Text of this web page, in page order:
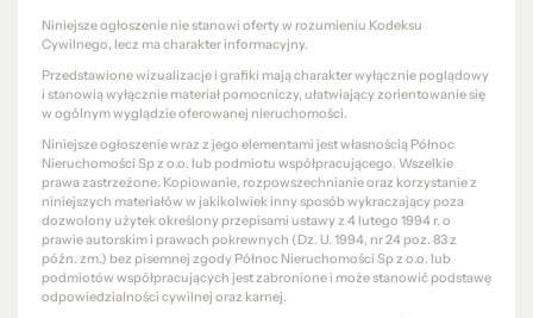
Niniejsze ogłoszenie nie stanowi oferty w rozumieniu Kodeksu
Cywilnego, lecz ma charakter informacyjny.
Przedstawione wizualizacje i grafiki mają charakter wyłącznie poglądowy
i stanowią wyłącznie materiał pomocniczy, ułatwiający zorientowanie się
w ogólnym wyglądzie oferowanej nieruchomości.
Niniejsze ogłoszenie wraz z jego elementami jest własnością Północ
Nieruchomości Sp z o.o. lub podmiotu współpracującego. Wszelkie
prawa zastrzeżone. Kopiowanie, rozpowszechnianie oraz korzystanie z
niniejszych materiałów w jakikolwiek inny sposób wykraczający poza
dozwolony użytek określony przepisami ustawy z 4 lutego 1994 r. o
prawie autorskim i prawach pokrewnych (Dz. U. 1994, nr 24 poz. 83 z
późn. zm.) bez pisemnej zgody Północ Nieruchomości Sp z o.o. lub
podmiotów współpracujących jest zabronione i może stanowić podstawę
odpowiedzialności cywilnej oraz karnej.